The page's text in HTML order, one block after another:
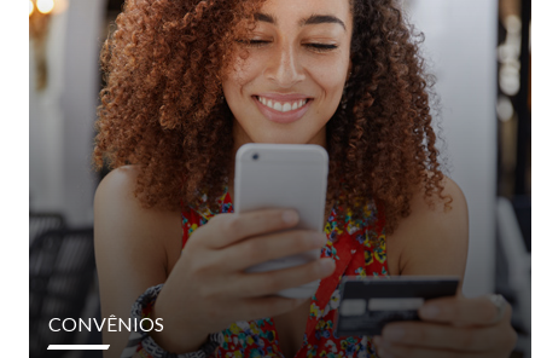
CONVÊNIOS